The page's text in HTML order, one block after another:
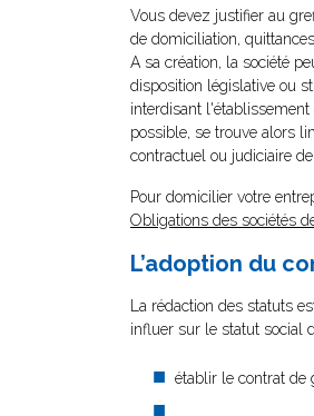
Vous devez justifier au
de domiciliation,
A sa création, la société
disposition législative ou
interdisant
possible, se trouve alors
contractuel ou judiciaire
Pour domicilier votre
Obligations des sociétés
L’adoption du
La rédaction des statuts
influer sur le statut social
établir le contrat de